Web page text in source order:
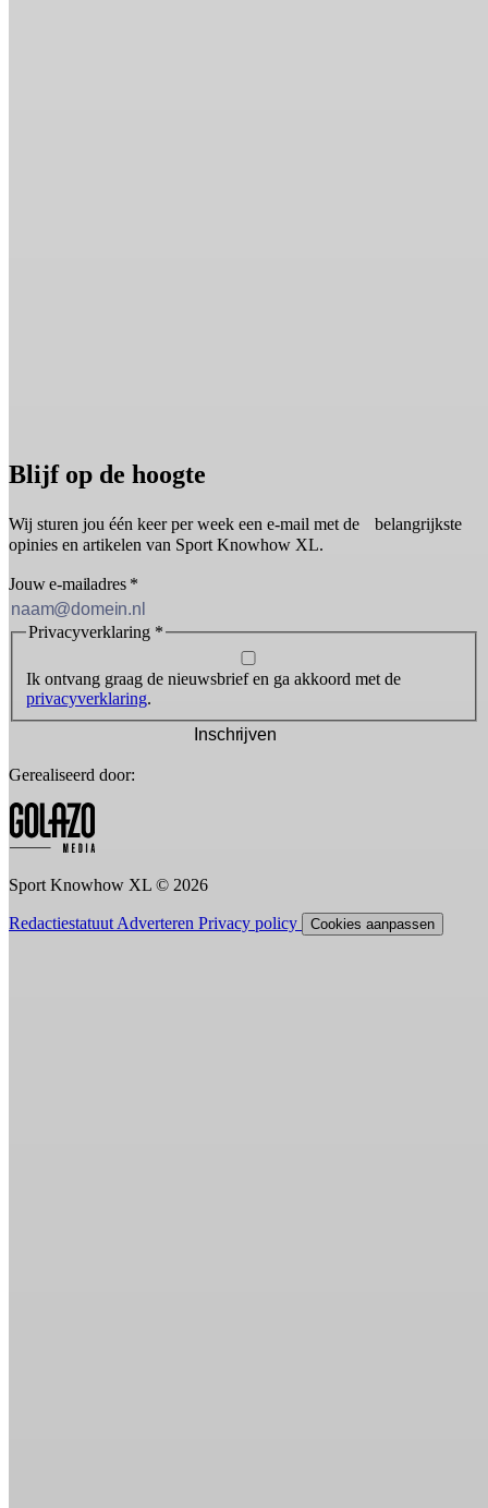
Blijf op de hoogte
Wij sturen jou één keer per week een e-mail met de belangrijkste
opinies en artikelen van Sport Knowhow XL.
Jouw e-mailadres *
Privacyverklaring *
Ik ontvang graag de nieuwsbrief en ga akkoord met de
privacyverklaring.
Inschrijven
Gerealiseerd door:
Sport Knowhow XL © 2026
Redactiestatuut Adverteren Privacy policy Cookies aanpassen